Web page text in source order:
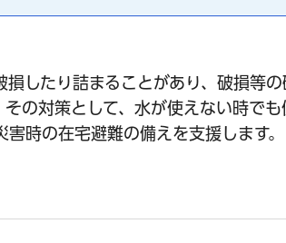
したり詰まることがあり、破損等
の対策として、水が使えない時でも
害時の在宅避難の備えを支援します。